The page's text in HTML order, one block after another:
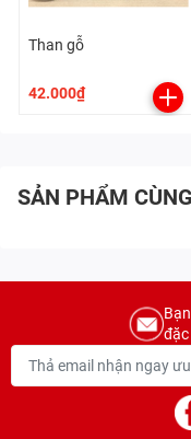
Than gỗ
42.000₫
SẢN PHẨM
đặc